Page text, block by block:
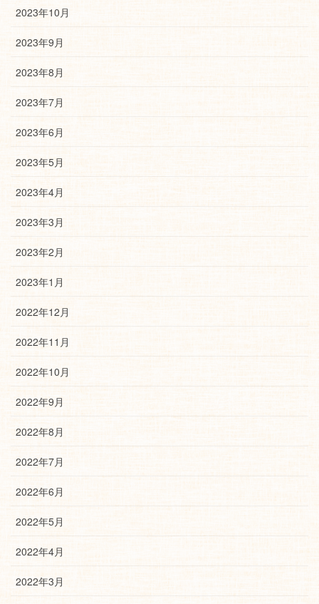
2023年10月
2023年9月
2023年8月
2023年7月
2023年6月
2023年5月
2023年4月
2023年3月
2023年2月
2023年1月
2022年12月
2022年11月
2022年10月
2022年9月
2022年8月
2022年7月
2022年6月
2022年5月
2022年4月
2022年3月